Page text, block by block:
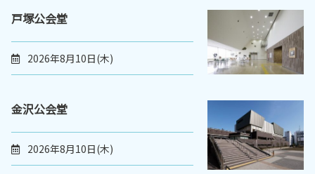
戸塚公会堂
2026年8月10日(木)
金沢公会堂
2026年8月10日(木)